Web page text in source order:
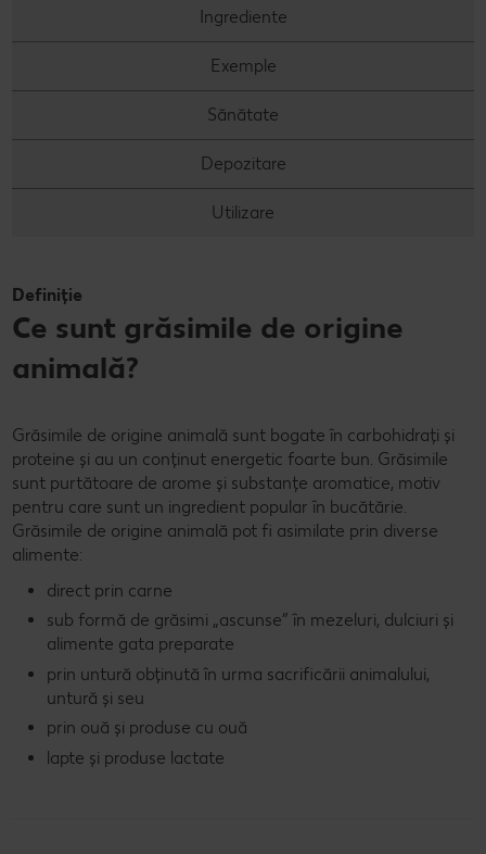
Ingrediente
Exemple
Sănătate
Depozitare
Utilizare
Definiție
Ce sunt grăsimile de origine
animală?
Grăsimile de origine animală sunt bogate în carbohidrați și
proteine și au un conținut energetic foarte bun. Grăsimile
sunt purtătoare de arome și substanțe aromatice, motiv
pentru care sunt un ingredient popular în bucătărie.
Grăsimile de origine animală pot fi asimilate prin diverse
alimente:
direct prin carne
sub formă de grăsimi „ascunse” în mezeluri, dulciuri și
alimente gata preparate
prin untură obținută în urma sacrificării animalului,
untură și seu
prin ouă și produse cu ouă
lapte și produse lactate